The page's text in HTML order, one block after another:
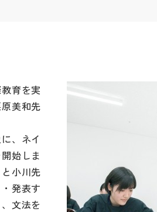
育を実
美和先
、ネイ
始しま
小川先
発表す
文法を